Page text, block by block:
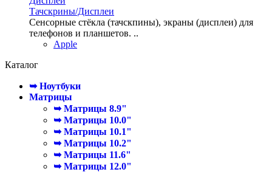
Тачскрины/Дисплеи
Сенсорные стёкла (тачскпины), экраны (дисплеи) для
телефонов и планшетов. ..
Apple
Каталог
➥ Ноутбуки
Матрицы
➥ Матрицы 8.9"
➥ Матрицы 10.0"
➥ Матрицы 10.1"
➥ Матрицы 10.2"
➥ Матрицы 11.6"
➥ Матрицы 12.0"